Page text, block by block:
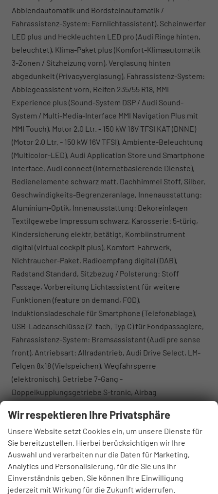
Abblendautomatik und Bordsteinautomatik /
Fahrassistenz-System: Fernlichtassistent), Scheinwerfer
LED plus und Heckleuchten LED pro (Audi Ringe hinten,
beleuchtet), Klima-Paket plus (Komfort-Klimaautomatik
3-Zonen / Sitzheizung vorn), Verglasung hinten
abgedunkelt (Privacyverglasung), Fahrassistenz-System:
Abbiegeassistent vorn, Reifen 235/55 R18, MMI
Experience plus (Sound-System DSP / Audi Sound-
System / Multi-Media-Interface MMI Navigation Plus mit
MMI Touch), Motor 2,0 Ltr. - 150 kW 16V TFSI KAT (DNNE)
(Motor 2,0 Ltr. - 150 kW 16V TFSI), Ambiente-Beleuchtung
(Multicolor-LED), Audi Application Store und Smartphone
Interface, Audi connect (Internetbasierende Dienste),
Bedienelemente schwarz matt, Dachhimmel Stoff, Silber,
Geschwindigkeits-Begrenzeranlage, Innenausstattung:
Aluminium-Optik, Innenausstattung: Dekoreinlagen
Textilgewebe Impressum schwarz, Karosserie: 5-türig,
Kindersicherung elektr. betätigt, Kombiinstrument
digital (virtual cockpit plus), Komfort-Fahrwerk,
Nichtraucher-Paket, Radioempfang digital (DAB),
Radstand Standard, Sitzbezug / Polsterung: Stoff
Passage, Vorbereitung Lichtassistent für weitere
Funktionen (feature on demand, FOD),
Induktionsladeschale für Smartphone (Telefonablage),
USB-Ladeanschlüsse (2-fach, Typ C) für Fondpassagiere,
Fahrassistenz-System: Bremsassistent (Audi pre sense
front), Antriebsart: Allradantrieb, Audi Drive Select, LM-
Felgen 8x18 (Vielspeichen), Wegfahrsperre
(elektronisch), Getriebe 7-Gang -
Doppelkupplungsgetriebe S-tronic, Airbag
Fahrer-/Beifahrerseite, Isofix-Aufnahmen für Kindersitz
an Beifahrersitz und Rücksitz, Kopf-Airbag-System
(Sideguard), Rücksitzlehne geteilt/klappbar,
verschiebbar (40:20:40), Seitenairbag vorn, Seitenairbag
vorn mitte (Interaktionsairbag), Gepäckraumklappe
elektr. betätigt (öffnen + schliessen), Fahrassistenz-
Wir respektieren Ihre Privatsphäre
Unsere Website setzt Cookies ein, um unsere Dienste für
Sie bereitzustellen. Hierbei berücksichtigen wir Ihre
Auswahl und verarbeiten nur die Daten für Marketing,
Analytics und Personalisierung, für die Sie uns Ihr
Einverständnis geben. Sie können Ihre Einwilligung
jederzeit mit Wirkung für die Zukunft widerrufen.